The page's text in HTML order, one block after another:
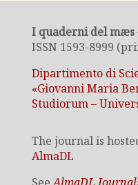
I quaderni del mæs
ISSN 1593-8999
Dipartimento di
«Giovanni Maria
Studiorum –
The journal is
AlmaDL